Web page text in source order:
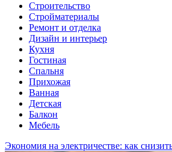
Строительство
Стройматериалы
Ремонт и отделка
Дизайн и интерьер
Кухня
Гостиная
Спальня
Прихожая
Ванная
Детская
Балкон
Мебель
Экономия на электричестве: как